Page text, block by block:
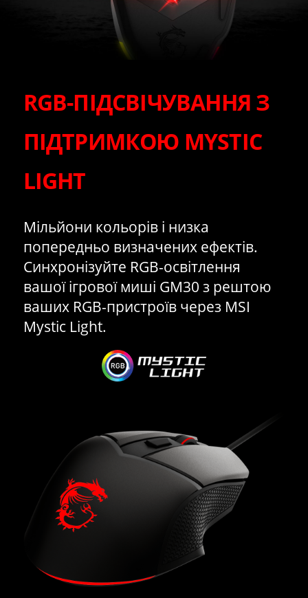
RGB-ПІДСВІЧУВАННЯ З
ПІДТРИМКОЮ MYSTIC
LIGHT
Мільйони кольорів і низка
попередньо визначених ефектів.
Синхронізуйте RGB-освітлення
вашої ігрової миші GM30 з рештою
ваших RGB-пристроїв через MSI
Mystic Light.